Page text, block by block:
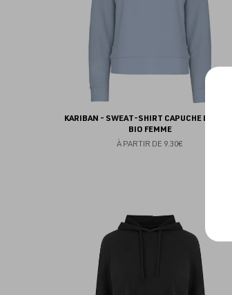
KARIBAN - SWEAT-SHIRT CAPUCHE LOUNGE
BIO FEMME
À PARTIR DE 9.30€